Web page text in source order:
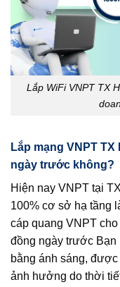
Lắp WiFi VNPT TX
Lắp mạng VNPT
ngày trước không?
Hiện nay VNPT tại
100% cơ sở hạ tầng
cáp quang VNPT
đồng ngày trước Bạn
bằng ánh sáng,
ảnh hưởng do thời